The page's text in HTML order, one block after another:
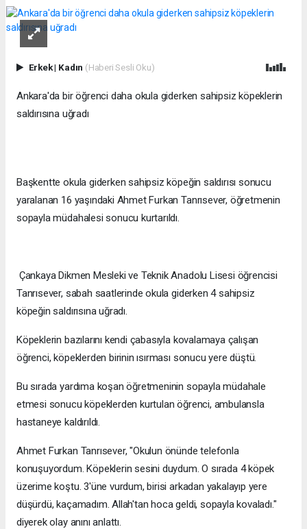
Erkek| Kadın (Haberi Sesli Oku)
Ankara'da bir öğrenci daha okula giderken sahipsiz köpeklerin
saldırısına uğradı
Başkentte okula giderken sahipsiz köpeğin saldırısı sonucu
yaralanan 16 yaşındaki Ahmet Furkan Tanrısever, öğretmenin
sopayla müdahalesi sonucu kurtarıldı.
Çankaya Dikmen Mesleki ve Teknik Anadolu Lisesi öğrencisi
Tanrısever, sabah saatlerinde okula giderken 4 sahipsiz
köpeğin saldırısına uğradı. ​​​​​​​
Köpeklerin bazılarını kendi çabasıyla kovalamaya çalışan
öğrenci, köpeklerden birinin ısırması sonucu yere düştü.
Bu sırada yardıma koşan öğretmeninin sopayla müdahale
etmesi sonucu köpeklerden kurtulan öğrenci, ambulansla
hastaneye kaldırıldı.
Ahmet Furkan Tanrısever, "Okulun önünde telefonla
konuşuyordum. Köpeklerin sesini duydum. O sırada 4 köpek
üzerime koştu. 3'üne vurdum, birisi arkadan yakalayıp yere
düşürdü, kaçamadım. Allah'tan hoca geldi, sopayla kovaladı."
diyerek olay anını anlattı.